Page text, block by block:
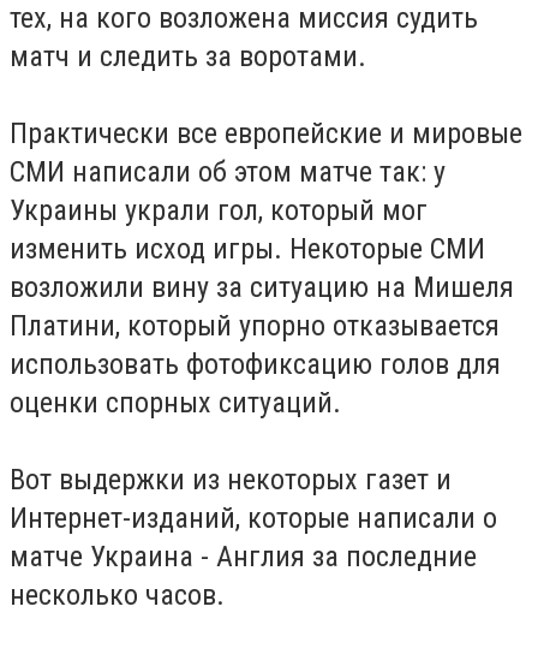
тех, на кого возложена миссия судить
матч и следить за воротами.
Практически все европейские и мировые
СМИ написали об этом матче так: у
Украины украли гол, который мог
изменить исход игры. Некоторые СМИ
возложили вину за ситуацию на Мишеля
Платини, который упорно отказывается
использовать фотофиксацию голов для
оценки спорных ситуаций.
Вот выдержки из некоторых газет и
Интернет-изданий, которые написали о
матче Украина - Англия за последние
несколько часов.